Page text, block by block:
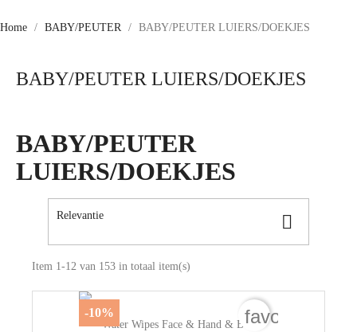
Home BABY/PEUTER BABY/PEUTER LUIERS/DOEKJES
BABY/PEUTER LUIERS/DOEKJES
BABY/PEUTER
LUIERS/DOEKJES
Relevantie 
Item 1-12 van 153 in totaal item(s)
Water Wipes Face & Hand & Bott
-10%